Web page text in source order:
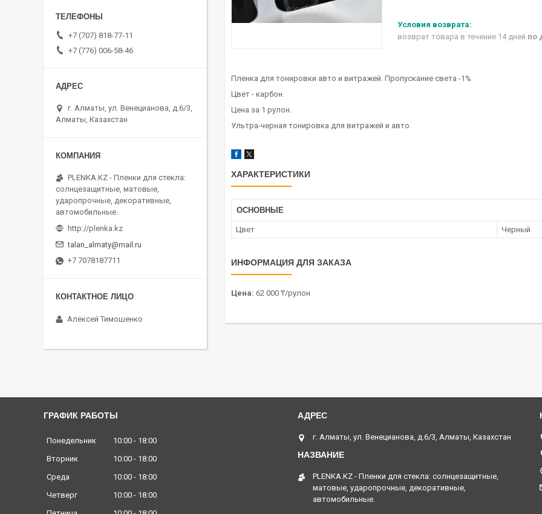
возврат товара в течение 14 дней по
Пленка для тонировки авто и витражей. Пропускание света -1%
Цвет - карбон.
Цена за 1 рулон.
Ультра-черная тонировка для витражей и авто.
ХАРАКТЕРИСТИКИ
ОСНОВНЫЕ
Цвет Черный
ИНФОРМАЦИЯ ДЛЯ ЗАКАЗА
Цена: 62 000 ₸/рулон
+7 (707) 818-77-11
+7 (776) 006-58-46
г. Алматы, ул. Венецианова, д.6/3,
Алматы, Казахстан
PLENKA.KZ - Пленки для стекла:
солнцезащитные, матовые,
ударопрочные, декоративные,
автомобильные.
http://plenka.kz
talan_almaty@mail.ru
+7 7078187711
Алексей Тимошенко
ГРАФИК РАБОТЫ
Понедельник 10:00
18:00
Вторник
10:00
18:00
Среда
10:00
18:00
Четверг
10:00
18:00
г. Алматы, ул. Венецианова, д.6/3, Алматы, Казахстан
PLENKA.KZ - Пленки для стекла: солнцезащитные,
матовые, ударопрочные, декоративные,
автомобильные.